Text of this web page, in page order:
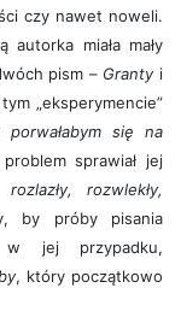
czy nawet noweli.
miała mały
pism – Grantyi
„eksperymencie”
się na
sprawiał jej
rozwlekły,
by próby pisania
w jej przypadku,
, który początkowo